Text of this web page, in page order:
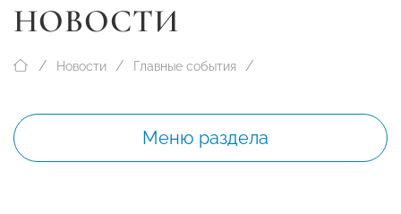
НОВОСТИ
Новости Главные события
Меню раздела